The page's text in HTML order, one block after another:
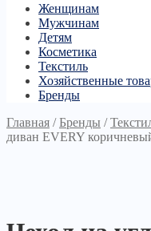
Женщинам
Мужчинам
Детям
Косметика
Текстиль
Хозяйственные
Бренды
Главная /Бренды /
диван EVERY